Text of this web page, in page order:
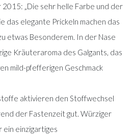
„Die sehr helle Farbe und der
das elegante Prickeln machen das
etwas Besonderem. In der Nase
Kräuteraroma des Galgants, das
mild-pfefferigen Geschmack
aktivieren den Stoffwechsel
der Fastenzeit gut. Würziger
ein einzigartiges